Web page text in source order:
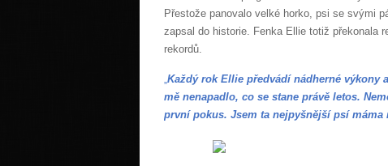
Přestože panovalo velké horko, psi se svými
zapsal do historie. Fenka Ellie totiž překonala
rekordů.
„Každý rok Ellie předvádí nádherné
mě nenapadlo, co se stane právě letos.
první pokus. Jsem ta nejpyšnější psí máma